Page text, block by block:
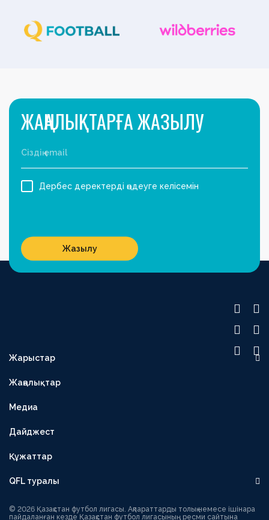
Жарыстар
1XBET БІРІНШІ ЛИГА
OLIMPBET КУБОК
ЕКІНШІ ЛИГА
ӘЙЕЛДЕР ЛИГАСЫ
ӘЙЕЛДЕР КУБОГЫ
Жаңалықтар
Медиа
Дайджест
Құжаттар
QFL туралы
ЖАҢАЛЫҚТАРҒА ЖАЗЫЛУ
Дербес деректерді өңдеуге келісемін
Жазылу
© 2026 Қазақстан футбол лигасы. Ақпараттарды толық немесе ішінара
пайдаланған кезде Қазақстан футбол лигасының ресми сайтына